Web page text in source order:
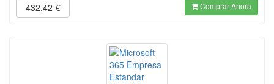
432,42 € Comprar Ahora